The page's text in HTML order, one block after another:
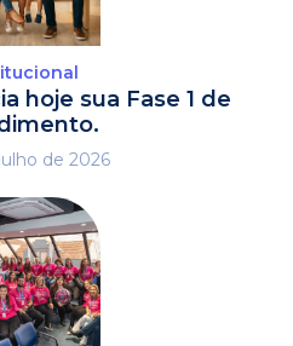
hoje sua Fase 1 de
de 2026